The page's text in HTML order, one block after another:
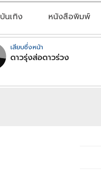
บันเทิง หนังสือพิมพ์
เสียบซึ่งหน้า
ดาวรุ่งส่อดาวร่วง